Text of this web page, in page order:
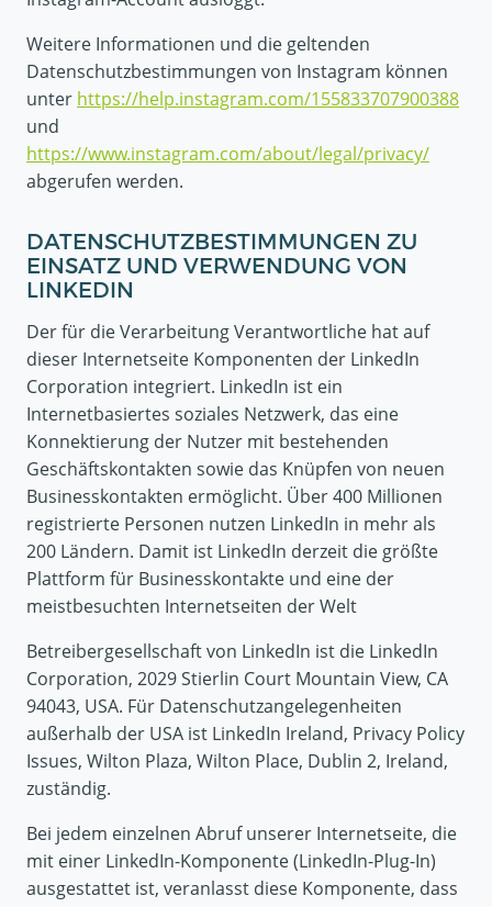
Weitere Informationen und die geltenden
Datenschutzbestimmungen von Instagram können
unter https://help.instagram.com/155833707900388
und
https://www.instagram.com/about/legal/privacy/
abgerufen werden.
DATENSCHUTZBESTIMMUNGEN ZU
EINSATZ UND VERWENDUNG VON
LINKEDIN
Der für die Verarbeitung Verantwortliche hat auf
dieser Internetseite Komponenten der LinkedIn
Corporation integriert. LinkedIn ist ein
Internetbasiertes soziales Netzwerk, das eine
Konnektierung der Nutzer mit bestehenden
Geschäftskontakten sowie das Knüpfen von neuen
Businesskontakten ermöglicht. Über 400 Millionen
registrierte Personen nutzen LinkedIn in mehr als
200 Ländern. Damit ist LinkedIn derzeit die größte
Plattform für Businesskontakte und eine der
meistbesuchten Internetseiten der Welt
Betreibergesellschaft von LinkedIn ist die LinkedIn
Corporation, 2029 Stierlin Court Mountain View, CA
94043, USA. Für Datenschutzangelegenheiten
außerhalb der USA ist LinkedIn Ireland, Privacy Policy
Issues, Wilton Plaza, Wilton Place, Dublin 2, Ireland,
zuständig.
Bei jedem einzelnen Abruf unserer Internetseite, die
mit einer LinkedIn-Komponente (LinkedIn-Plug-In)
ausgestattet ist, veranlasst diese Komponente, dass